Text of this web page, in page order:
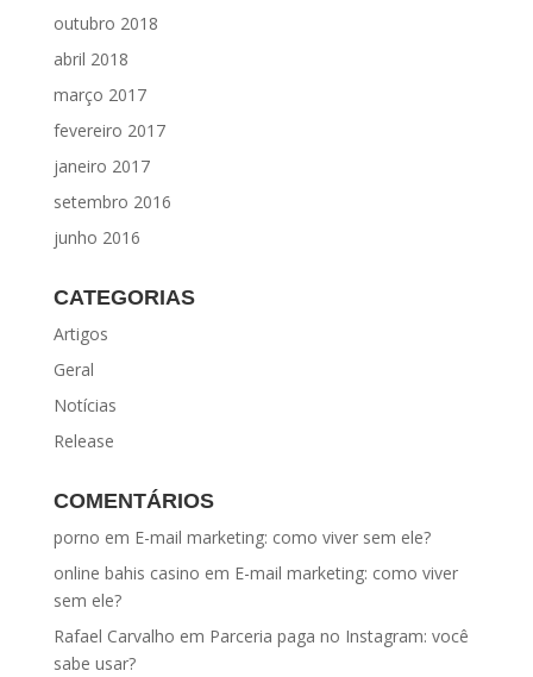
outubro 2018
abril 2018
março 2017
fevereiro 2017
janeiro 2017
setembro 2016
junho 2016
CATEGORIAS
Artigos
Geral
Notícias
Release
COMENTÁRIOS
porno em E-mail marketing: como viver sem ele?
online bahis casino em E-mail marketing: como viver
sem ele?
Rafael Carvalho em Parceria paga no Instagram: você
sabe usar?